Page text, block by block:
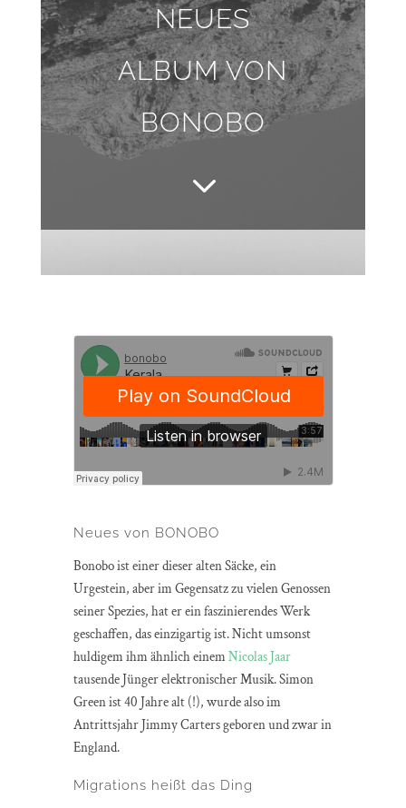
NEUES
ALBUM VON
BONOBO
3
Neues von BONOBO
Bonobo ist einer dieser alten Säcke, ein
Urgestein, aber im Gegensatz zu vielen Genossen
seiner Spezies, hat er ein faszinierendes Werk
geschaffen, das einzigartig ist. Nicht umsonst
huldigem ihm ähnlich einemNicolas Jaar
tausende Jünger elektronischer Musik. Simon
Green ist 40 Jahre alt (!), wurde also im
Antrittsjahr Jimmy Carters geboren und zwar in
England.
Migrations heißt das Ding